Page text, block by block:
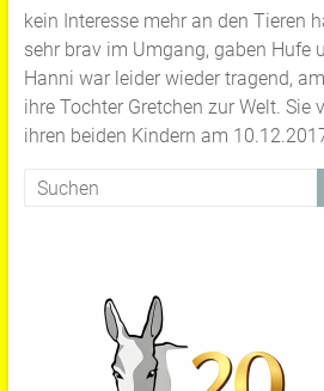
kein Interesse mehr an den Tieren
sehr brav im Umgang, gaben Hufe
Hanni war leider wieder tragend,
ihre Tochter Gretchen zur Welt. Sie
ihren beiden Kindern am